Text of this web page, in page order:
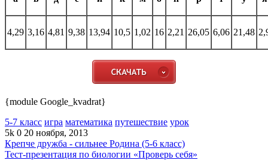
4,29 3,16 4,81 9,38 13,94 10,5 1,02 16 2,21 26,05 6,06 21,48
{module Google_kvadrat}
5-7 класс игра математика путешествие урок
5k 0 20 ноября, 2013
Крепче дружба - сильнее Родина (5-6 класс)
Тест-презентация по биологии «Проверь себя»